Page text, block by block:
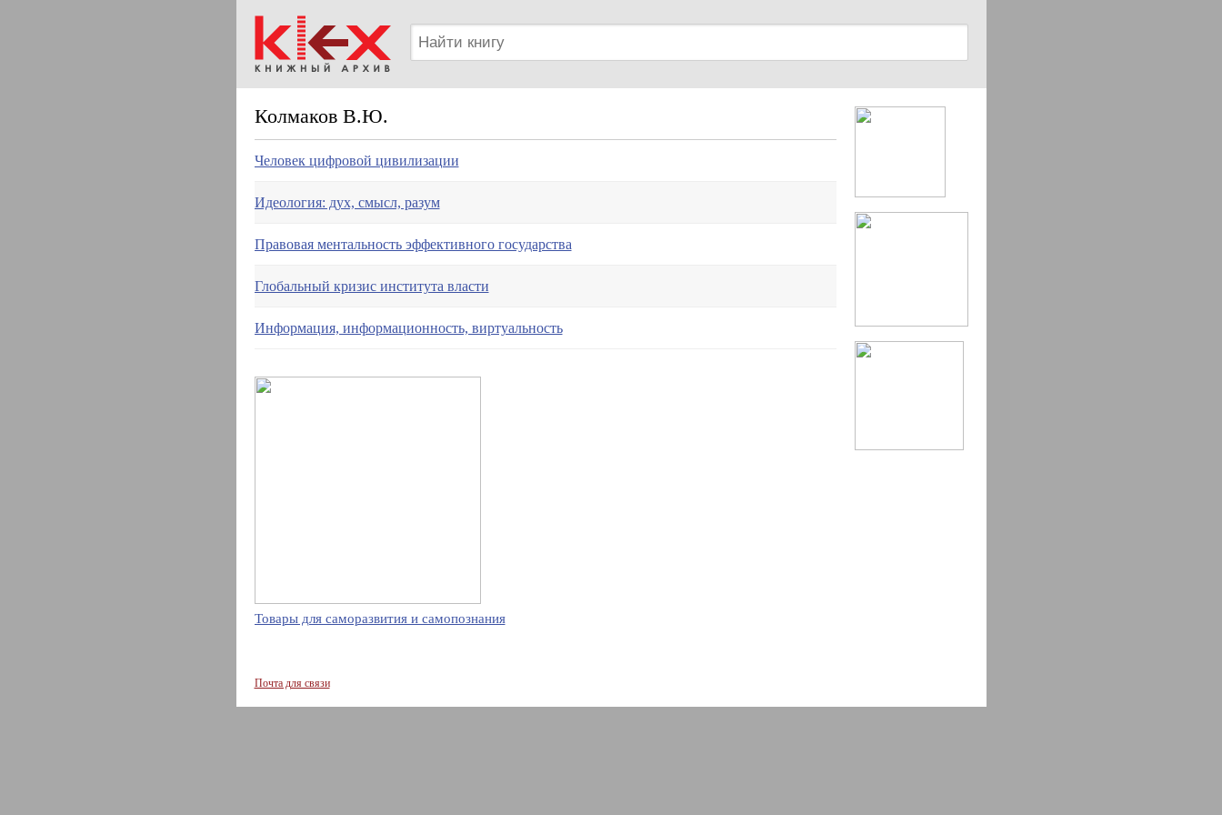
Колмаков В.Ю.
Человек цифровой цивилизации
Идеология: дух, смысл, разум
Правовая ментальность эффективного государства
Глобальный кризис института власти
Информация, информационность, виртуальность
Товары для саморазвития и самопознания
Почта для связи